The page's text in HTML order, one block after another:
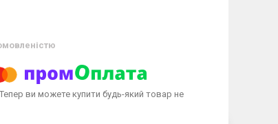
ви можете купити будь-який товар не